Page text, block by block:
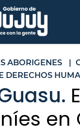
ABORIGENES |
DERECHOS
en